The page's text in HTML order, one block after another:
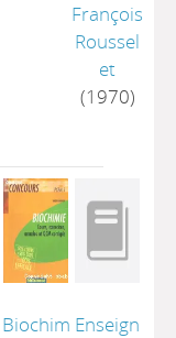
François
Roussel
et
(1970)
Biochim Enseign